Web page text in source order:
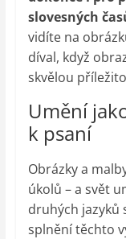
slovesných
vidíte na
díval, když
skvělou
Umění
k psaní
Obrázky a
úkolů – a svět
druhých jazyků
splnění těchto